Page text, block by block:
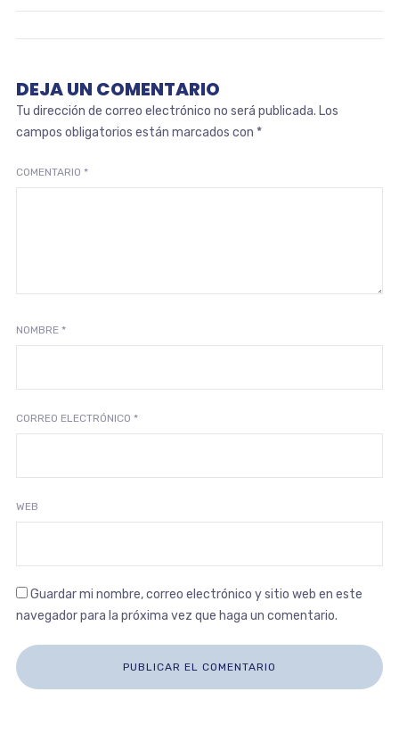
DEJA UN COMENTARIO
Tu dirección de correo electrónico no será publicada. Los
campos obligatorios están marcados con *
COMENTARIO *
NOMBRE *
CORREO ELECTRÓNICO *
WEB
Guardar mi nombre, correo electrónico y sitio web en este
navegador para la próxima vez que haga un comentario.